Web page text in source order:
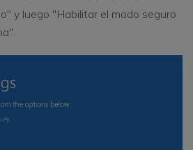
y luego "Habilitar el modo seguro